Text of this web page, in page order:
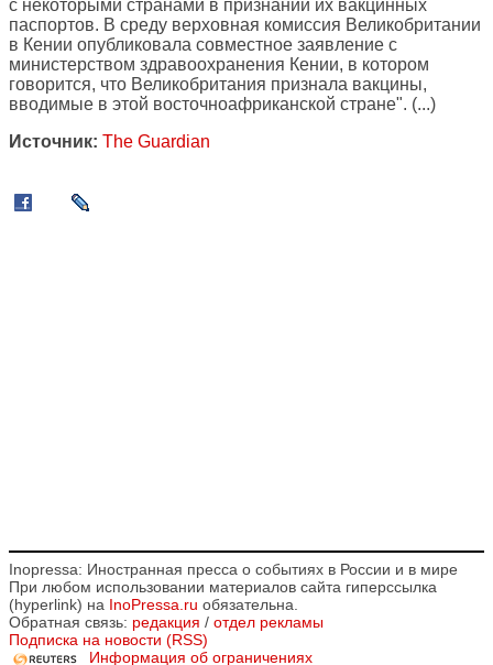
с некоторыми странами в признании их вакцинных
паспортов. В среду верховная комиссия Великобритании
в Кении опубликовала совместное заявление с
министерством здравоохранения Кении, в котором
говорится, что Великобритания признала вакцины,
вводимые в этой восточноафриканской стране". (...)
Источник: The Guardian
Inopressa: Иностранная пресса о событиях в России и в мире
При любом использовании материалов сайта гиперссылка
(hyperlink) на InoPressa.ru обязательна.
Обратная связь: редакция / отдел рекламы
Подписка на новости (RSS)
Информация об ограничениях